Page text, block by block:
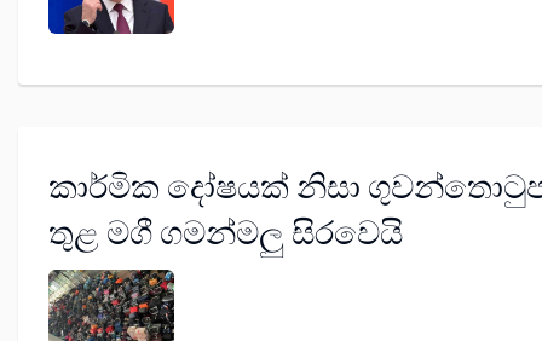
කාර්මික දෝෂයක් නිසා
තුළ මගී ගමන්මලු සිරවෙයි